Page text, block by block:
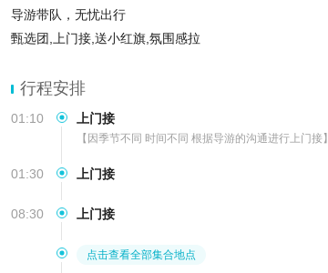
导游带队，无忧出行
甄选团,上门接,送小红旗,氛围感拉
行程安排
01:10 上门接
【因季节不同 时间不同 根据导游的沟通进行上门接】
01:30 上门接
08:30 上门接
点击查看全部集合地点